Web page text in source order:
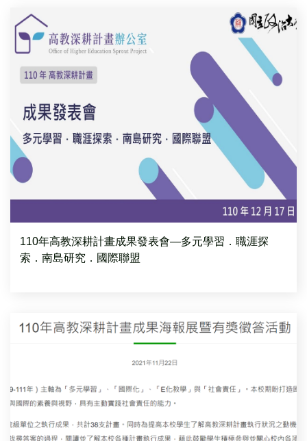
110年高教深耕計畫成果發表會—多元學習．職涯探
索．南島研究．國際聯盟